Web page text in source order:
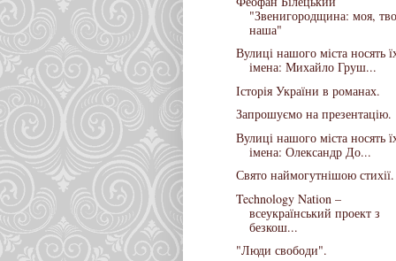
"Звенигородщина: моя,
наша"
Вулиці нашого міста носять
імена: Михайло Груш...
Історія України в романах.
Запрошуємо на презентацію.
Вулиці нашого міста носять
імена: Олександр До...
Свято наймогутнішою стихії.
Technology Nation –
всеукраїнський проект з
безкош...
"Люди свободи".